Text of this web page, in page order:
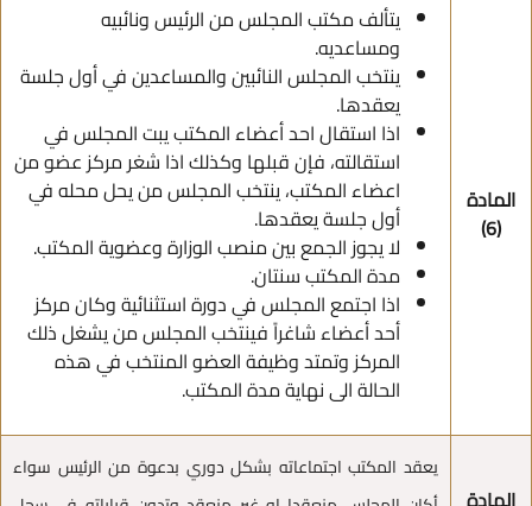
المادة
يتألف مكتب المجلس من الرئيس ونائبيه
ومساعديه.
ينتخب المجلس النائبين والمساعدين في أول جلسة
يعقدها.
اذا استقال احد أعضاء المكتب يبت المجلس في
استقالته، فإن قبلها وكذلك اذا شغر مركز عضو من
اعضاء المكتب، ينتخب المجلس من يحل محله في
أول جلسة يعقدها.
لا يجوز الجمع بين منصب الوزارة وعضوية المكتب.
مدة المكتب سنتان.
اذا اجتمع المجلس في دورة استثنائية وكان مركز
أحد أعضاء شاغراً فينتخب المجلس من يشغل ذلك
المركز وتمتد وظيفة العضو المنتخب في هذه
الحالة الى نهاية مدة المكتب.
يعقد المكتب اجتماعاته بشكل دوري بدعوة من الرئيس سواء